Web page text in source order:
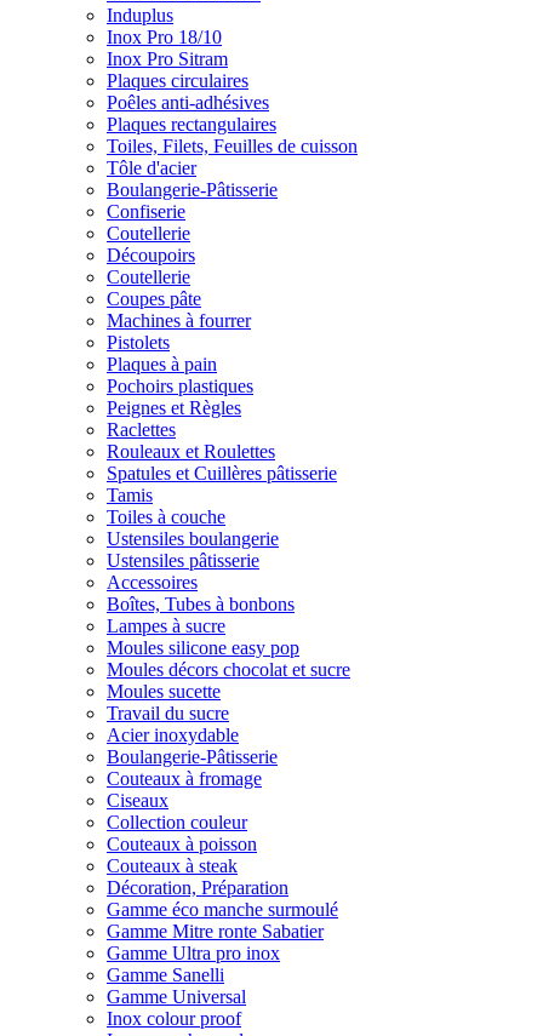
Induplus
Inox Pro 18/10
Inox Pro Sitram
Plaques circulaires
Poêles anti-adhésives
Plaques rectangulaires
Toiles, Filets, Feuilles de cuisson
Tôle d'acier
Boulangerie-Pâtisserie
Confiserie
Coutellerie
Découpoirs
Coutellerie
Coupes pâte
Machines à fourrer
Pistolets
Plaques à pain
Pochoirs plastiques
Peignes et Règles
Raclettes
Rouleaux et Roulettes
Spatules et Cuillères pâtisserie
Tamis
Toiles à couche
Ustensiles boulangerie
Ustensiles pâtisserie
Accessoires
Boîtes, Tubes à bonbons
Lampes à sucre
Moules silicone easy pop
Moules décors chocolat et sucre
Moules sucette
Travail du sucre
Acier inoxydable
Boulangerie-Pâtisserie
Couteaux à fromage
Ciseaux
Collection couleur
Couteaux à poisson
Couteaux à steak
Décoration, Préparation
Gamme éco manche surmoulé
Gamme Mitre ronte Sabatier
Gamme Ultra pro inox
Gamme Sanelli
Gamme Universal
Inox colour proof